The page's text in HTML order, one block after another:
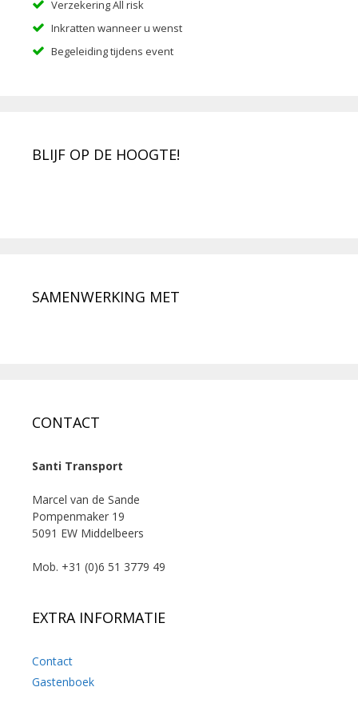
Verzekering All risk
Inkratten wanneer u wenst
Begeleiding tijdens event
BLIJF OP DE HOOGTE!
SAMENWERKING MET
CONTACT
Santi Transport
Marcel van de Sande
Pompenmaker 19
5091 EW Middelbeers
Mob. +31 (0)6 51 3779 49
EXTRA INFORMATIE
Contact
Gastenboek